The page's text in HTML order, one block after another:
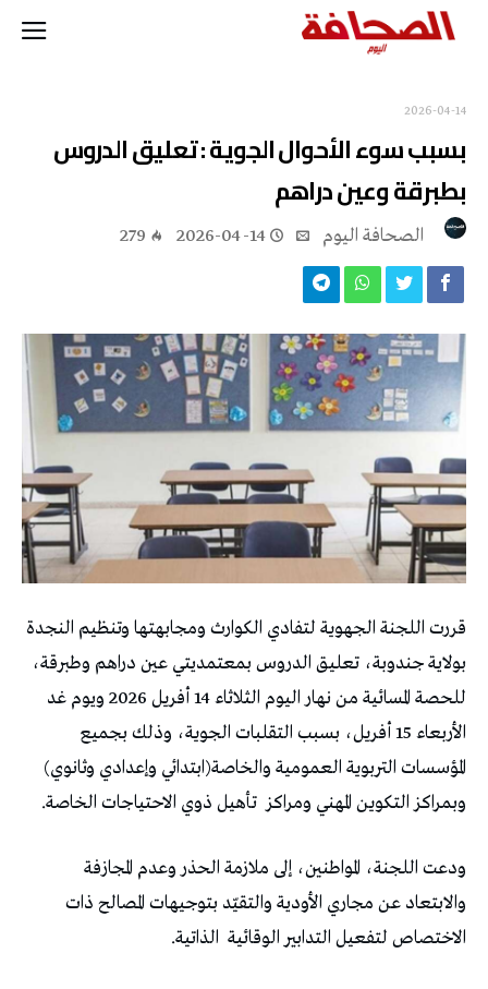
2026-04-14
بسبب سوء الأحوال الجوية : تعليق الدروس
بطبرقة وعين دراهم
2026-04-14
279
قررت اللجنة الجهوية لتفادي الكوارث ومجابهتها وتنظيم النجدة
بولاية جندوبة، تعليق الدروس بمعتمديتي عين دراهم وطبرقة،
للحصة المسائية من نهار اليوم الثلاثاء 14 أفريل 2026 ويوم غد
الأربعاء 15 أفريل، بسبب التقلبات الجوية، وذلك بجميع
المؤسسات التربوية العمومية والخاصة(ابتدائي وإعدادي وثانوي)
وبمراكز التكوين المهني ومراكز تأهيل ذوي الاحتياجات الخاصة.
ودعت اللجنة، المواطنين، إلى ملازمة الحذر وعدم المجازفة
والابتعاد عن مجاري الأودية والتقيّد بتوجيهات المصالح ذات
الاختصاص لتفعيل التدابير الوقائية الذاتية.